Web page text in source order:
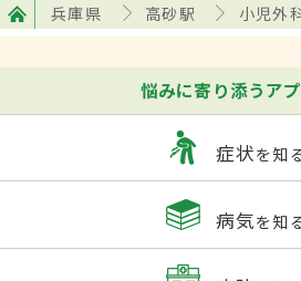
兵庫県 高砂駅 小児外
悩みに寄り添うア
症状を知
病気を知